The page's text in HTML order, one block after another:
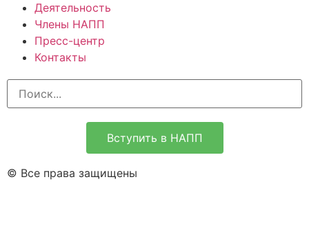
Деятельность
Члены НАПП
Пресс-центр
Контакты
Вступить в НАПП
© Все права защищены